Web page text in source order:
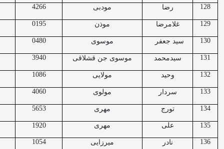
128 رضا مودبی 4266
129 غلامرضا موذن 0195
130 سید جعفر موسوی 0480
131 سیدمحمد موسوی جن قشلاقی 3940
132 وحید مولایی 1086
133 سردار مولوی 4060
134 تورج مهری 5653
135 علی مهری 1920
136 نادر میرزایی 1054